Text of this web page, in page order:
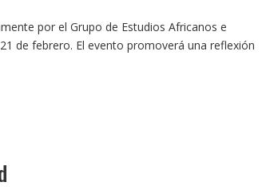
por el Grupo de Estudios Africanos e
de febrero. El evento promoverá una reflexión